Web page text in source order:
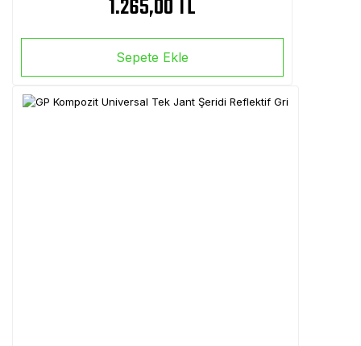
1.265,00 TL
Sepete Ekle